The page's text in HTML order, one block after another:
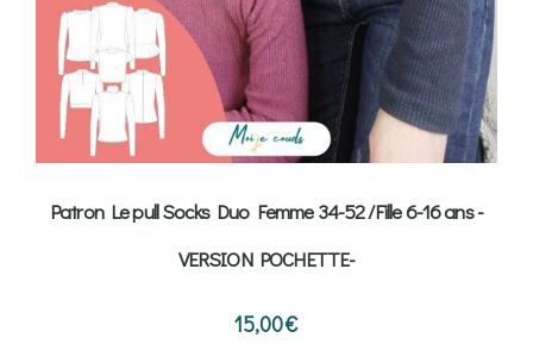
Patron Le pull Socks Duo Femme 34-52 /Fille 6-16 ans -
VERSION POCHETTE-
15,00€